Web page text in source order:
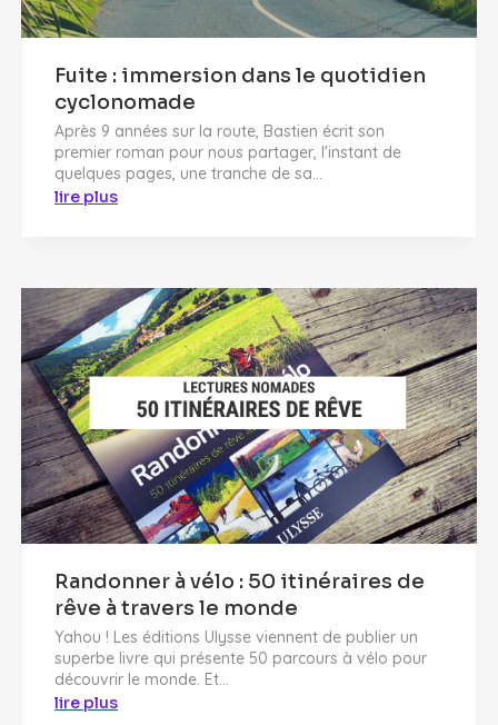
Fuite : immersion dans le quotidien
cyclonomade
Après 9 années sur la route, Bastien écrit son
premier roman pour nous partager, l'instant de
quelques pages, une tranche de sa...
lire plus
Randonner à vélo : 50 itinéraires de
rêve à travers le monde
Yahou ! Les éditions Ulysse viennent de publier un
superbe livre qui présente 50 parcours à vélo pour
découvrir le monde. Et...
lire plus